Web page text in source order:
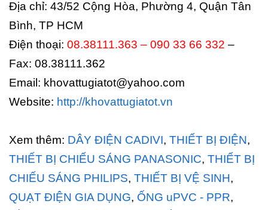
Địa chỉ: 43/52 Cộng Hòa, Phường 4, Quận Tân
Bình, TP HCM
Điện thoại: 08.38111.363 – 090 33 66 332 –
Fax: 08.38111.362
Email: khovattugiatot@yahoo.com
Website: http://khovattugiatot.vn
Xem thêm: DÂY ĐIỆN CADIVI, THIẾT BỊ ĐIỆN,
THIẾT BỊ CHIẾU SÁNG PANASONIC, THIẾT BỊ
CHIẾU SÁNG PHILIPS, THIẾT BỊ VỆ SINH,
QUẠT ĐIỆN GIA DỤNG, ỐNG uPVC - PPR,